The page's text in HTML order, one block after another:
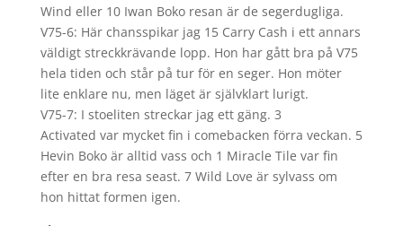
Wind eller 10 Iwan Boko resan är de segerdugliga.
V75-6: Här chansspikar jag 15 Carry Cash i ett annars
väldigt streckkrävande lopp. Hon har gått bra på V75
hela tiden och står på tur för en seger. Hon möter
lite enklare nu, men läget är självklart lurigt.
V75-7: I stoeliten streckar jag ett gäng. 3
Activated var mycket fin i comebacken förra veckan. 5
Hevin Boko är alltid vass och 1 Miracle Tile var fin
efter en bra resa seast. 7 Wild Love är sylvass om
hon hittat formen igen.